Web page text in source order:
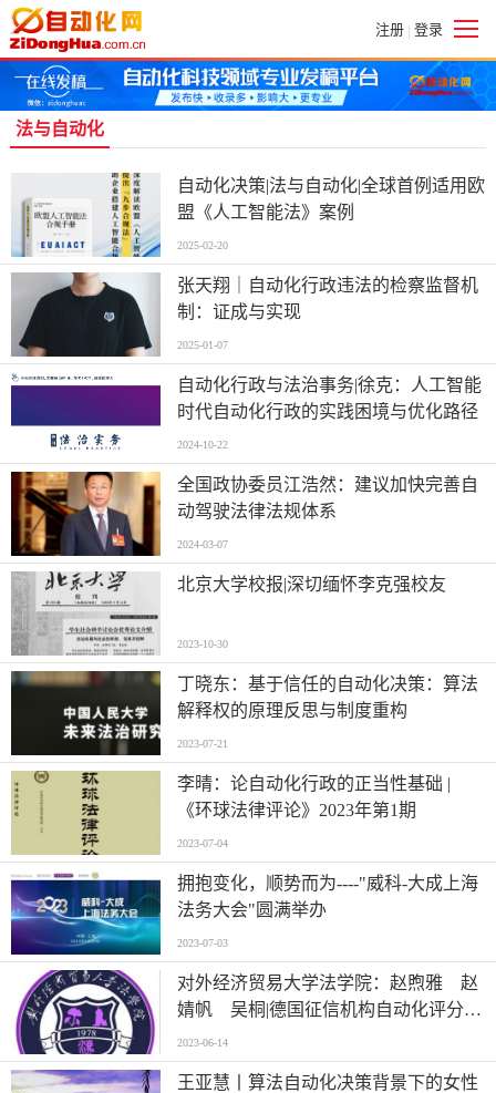
注册 | 登录
法与自动化
自动化决策|法与自动化|全球首例适用欧
盟《人工智能法》案例
2025-02-20
张天翔｜自动化行政违法的检察监督机
制：证成与实现
2025-01-07
自动化行政与法治事务|徐克：人工智能
时代自动化行政的实践困境与优化路径
2024-10-22
全国政协委员江浩然：建议加快完善自
动驾驶法律法规体系
2024-03-07
北京大学校报|深切缅怀李克强校友
2023-10-30
丁晓东：基于信任的自动化决策：算法
解释权的原理反思与制度重构
2023-07-21
李晴：论自动化行政的正当性基础 |
《环球法律评论》2023年第1期
2023-07-04
拥抱变化，顺势而为----"威科-大成上海
法务大会"圆满举办
2023-07-03
对外经济贸易大学法学院：赵煦雅 赵
婧帆 吴桐|德国征信机构自动化评分引
发诉讼 ——欧洲法院关于自动化决策首
案的里程碑意义浅析
2023-06-14
王亚慧丨算法自动化决策背景下的女性